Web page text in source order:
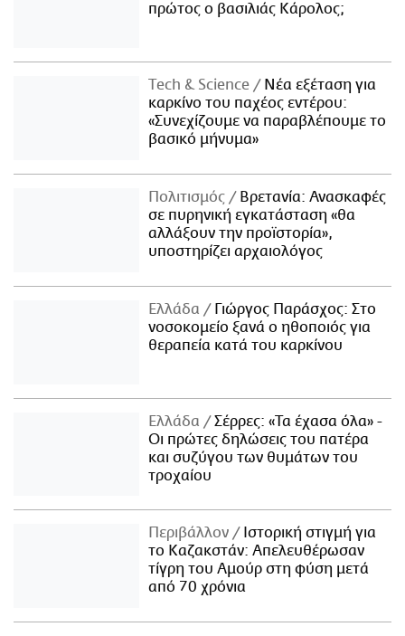
πρώτος ο βασιλιάς Κάρολος;
Τech & Science
Νέα εξέταση για
καρκίνο του παχέος εντέρου:
«Συνεχίζουμε να παραβλέπουμε το
βασικό μήνυμα»
Πολιτισμός
Βρετανία: Ανασκαφές
σε πυρηνική εγκατάσταση «θα
αλλάξουν την προϊστορία»,
υποστηρίζει αρχαιολόγος
Ελλάδα
Γιώργος Παράσχος: Στο
νοσοκομείο ξανά ο ηθοποιός για
θεραπεία κατά του καρκίνου
Ελλάδα
Σέρρες: «Τα έχασα όλα» -
Οι πρώτες δηλώσεις του πατέρα
και συζύγου των θυμάτων του
τροχαίου
Περιβάλλον
Ιστορική στιγμή για
το Καζακστάν: Απελευθέρωσαν
τίγρη του Αμούρ στη φύση μετά
από 70 χρόνια